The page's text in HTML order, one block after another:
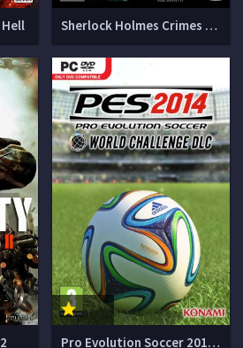
Sherlock Holmes Crimes and Punishments
Pro Evolution Soccer 2014 World Challenge